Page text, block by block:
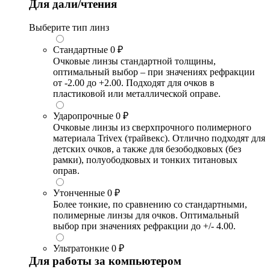
Для дали/чтения
Выберите тип линз
Стандартные 0 ₽
Очковые линзы стандартной толщины,
оптимальный выбор – при значениях рефракции
от -2.00 до +2.00. Подходят для очков в
пластиковой или металлической оправе.
Ударопрочные 0 ₽
Очковые линзы из сверхпрочного полимерного
материала Trivex (трайвекс). Отлично подходят для
детских очков, а также для безободковых (без
рамки), полуободковых и тонких титановых
оправ.
Утонченные 0 ₽
Более тонкие, по сравнению со стандартными,
полимерные линзы для очков. Оптимальный
выбор при значениях рефракции до +/- 4.00.
Ультратонкие 0 ₽
Для работы за компьютером